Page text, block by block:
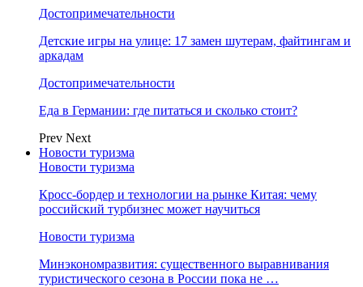
Достопримечательности
Детские игры на улице: 17 замен шутерам, файтингам и
аркадам
Достопримечательности
Еда в Германии: где питаться и сколько стоит?
Prev Next
Новости туризма
Новости туризма
Кросс-бордер и технологии на рынке Китая: чему
российский турбизнес может научиться
Новости туризма
Минэкономразвития: существенного выравнивания
туристического сезона в России пока не …